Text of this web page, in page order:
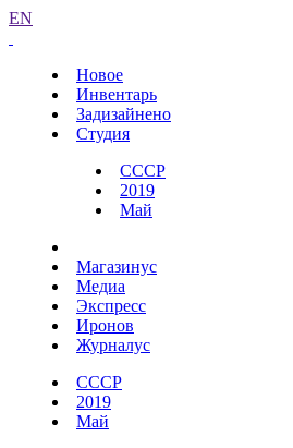
EN
Новое
Инвентарь
Задизайнено
Студия
СССР
2019
Май
Магазинус
Медиа
Экспресс
Иронов
Журналус
СССР
2019
Май